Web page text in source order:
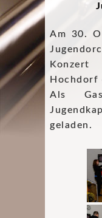
Am 30.
Hochdorf
Als
geladen.